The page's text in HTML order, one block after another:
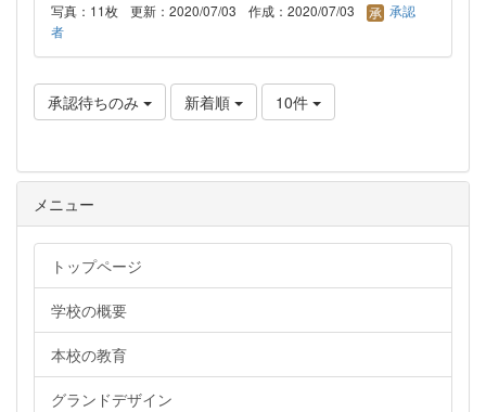
写真：11枚 更新：2020/07/03 作成：2020/07/03
承認
者
承認待ちのみ 新着順 10件
メニュー
トップページ
学校の概要
本校の教育
グランドデザイン